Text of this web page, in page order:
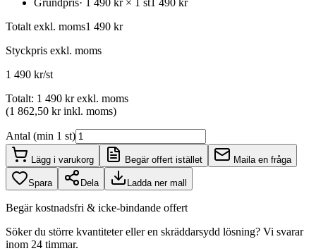
Totalt exkl. moms1 490 kr
Styckpris exkl. moms
1 490 kr/st
Totalt: 1 490 kr exkl. moms
(1 862,50 kr inkl. moms)
Antal (min 1 st)
Lägg i varukorg Begär offert istället Maila en fråga
Spara Dela Ladda ner mall
Begär kostnadsfri & icke-bindande offert
Söker du större kvantiteter eller en skräddarsydd lösning? Vi svarar
inom 24 timmar.